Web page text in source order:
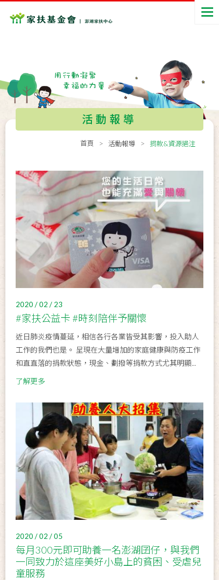
活動報導
首頁 活動報導 捐款&資源挹注
2020 / 02 / 23
#家扶公益卡 #時刻陪伴予關懷
近日肺炎疫情蔓延，相信各行各業皆受其影響，投入助人
工作的我們也是。 呈現在大量增加的家庭健康與防疫工作
和直直落的捐款狀態，現金、劃撥等捐款方式尤其明顯...
了解更多
2020 / 02 / 05
每月300元即可助養一名澎湖囝仔，與我們
一同致力於這座美好小島上的貧困、受虐兒
童服務